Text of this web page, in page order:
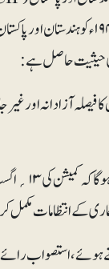
کی حیثیت حاصل ہے:
فیصلہ آزادانہ
کے انتظامات مکمل